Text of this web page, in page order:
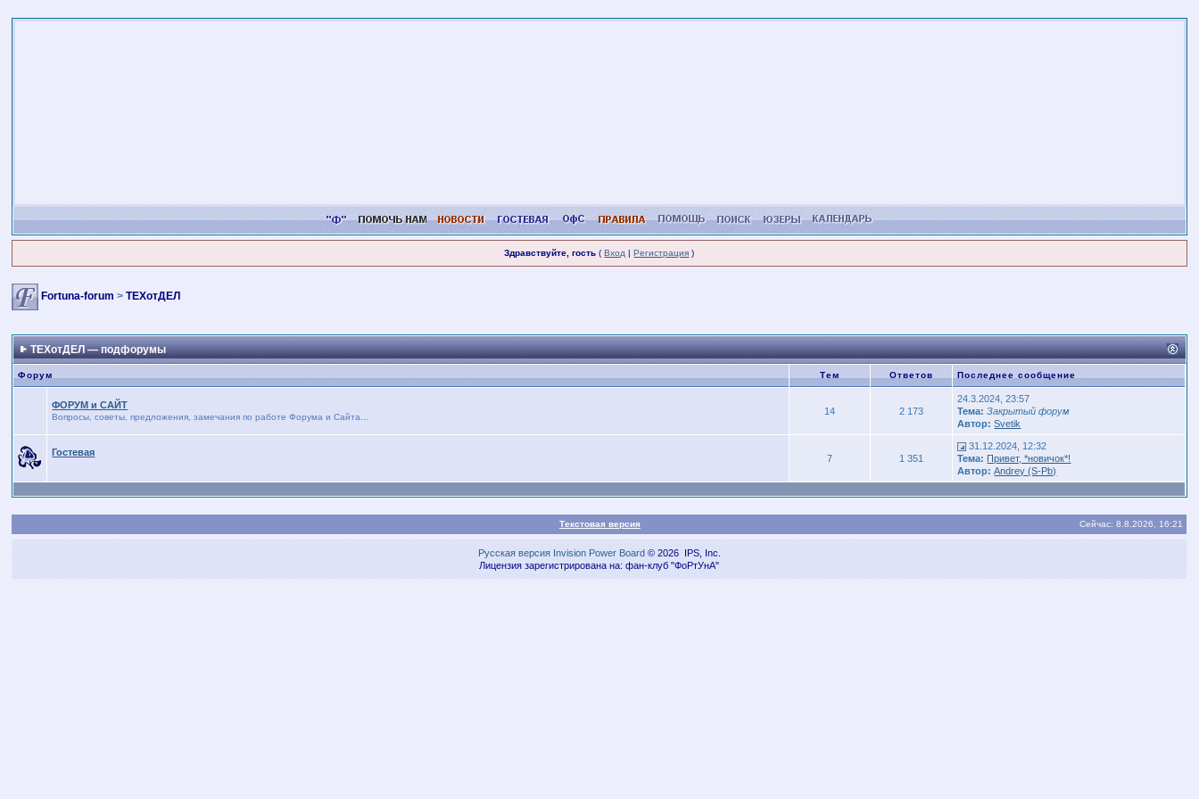
Здравствуйте, гость (Вход |Регистрация )
Fortuna-forum >ТЕХотДЕЛ
ТЕХотДЕЛ — подфорумы
Форум Тем Ответов Последнее сообщение
ФОРУМ и САЙТ
Вопросы, советы, предложения, замечания по работе Форума и Сайта...
14 2 173
24.3.2024, 23:57
Тема: Закрытый форум
Автор: Svetik
Гостевая
7 1 351
31.12.2024, 12:32
Тема: Привет, *новичок*!
Автор: Andrey (S-Pb)
Текстовая версия Сейчас: 8.8.2026, 16:21
Русская версия Invision Power Board© 2026 IPS, Inc.
Лицензия зарегистрирована на: фан-клуб "ФоРтУнА"